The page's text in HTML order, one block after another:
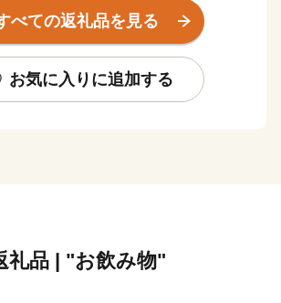
いことから、四季折々の自然を体感す
。
の特産品として有名です。
べての返礼品を見る
お気に入りに追加する
礼品 | "お飲み物"